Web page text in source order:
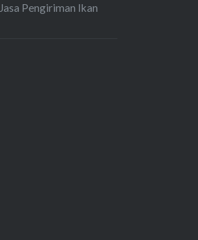
Jasa Pengiriman Ikan